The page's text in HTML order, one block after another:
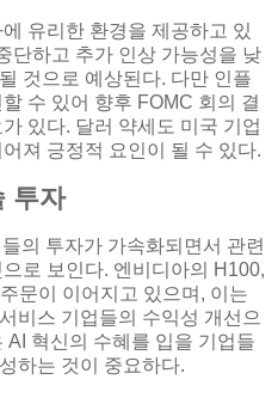
유리한 환경을 제공하고 있
단하고 추가 인상 가능성을 낮
것으로 예상된다. 다만 인플
수 있어 향후 FOMC 회의 결
있다. 달러 약세도 미국 기업
져 긍정적 요인이 될 수 있다.
투자
의 투자가 가속화되면서 관련
로 보인다. 엔비디아의 H100,
문이 이어지고 있으며, 이는
비스 기업들의 수익성 개선으
AI 혁신의 수혜를 입을 기업들
하는 것이 중요하다.